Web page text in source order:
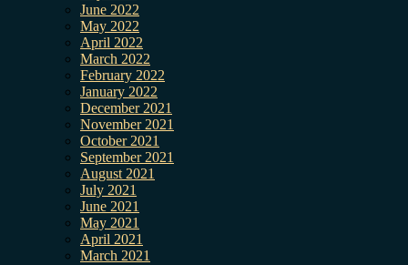
June 2022
May 2022
April 2022
March 2022
February 2022
January 2022
December 2021
November 2021
October 2021
September 2021
August 2021
July 2021
June 2021
May 2021
April 2021
March 2021